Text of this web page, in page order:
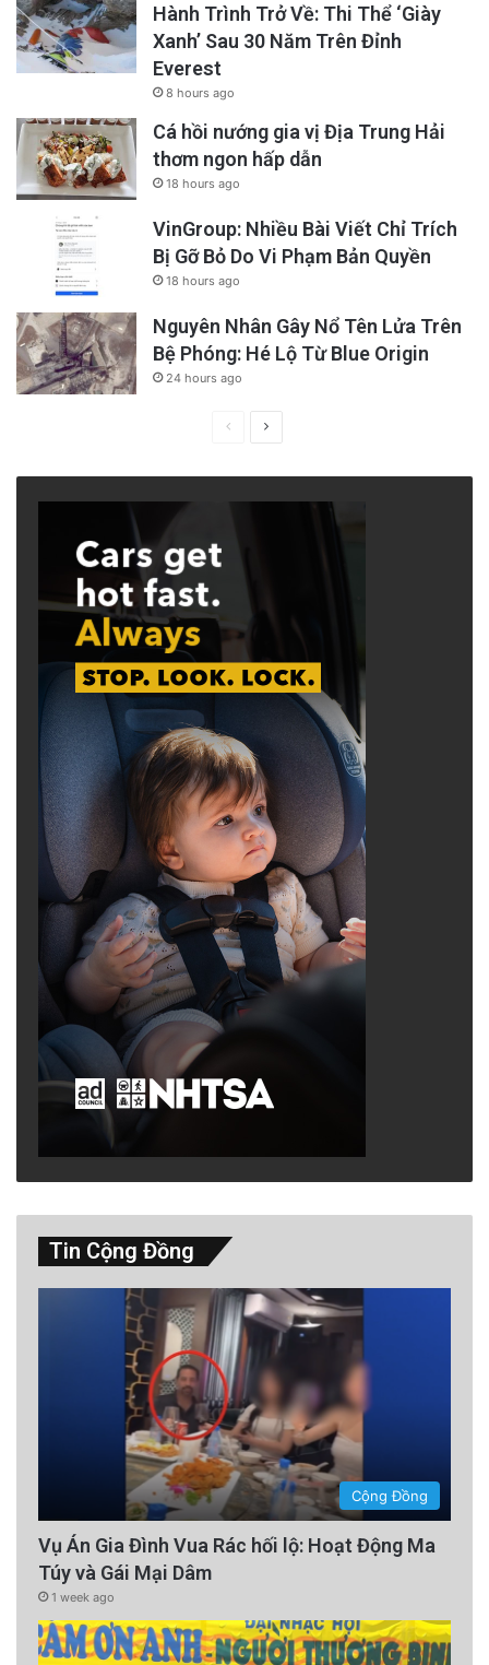
Hành Trình Trở Về: Thi Thể ‘Giày
Xanh’ Sau 30 Năm Trên Đỉnh
Everest
8 hours ago
Cá hồi nướng gia vị Địa Trung Hải
thơm ngon hấp dẫn
18 hours ago
VinGroup: Nhiều Bài Viết Chỉ Trích
Bị Gỡ Bỏ Do Vi Phạm Bản Quyền
18 hours ago
Nguyên Nhân Gây Nổ Tên Lửa Trên
Bệ Phóng: Hé Lộ Từ Blue Origin
24 hours ago
PreviousNext
Tin Cộng Đồng
Cộng Đồng
Vụ Án Gia Đình Vua Rác hối lộ: Hoạt Động Ma
Túy và Gái Mại Dâm
1 week ago